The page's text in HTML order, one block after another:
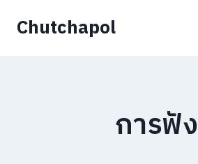
Chutchapol
การฟัง